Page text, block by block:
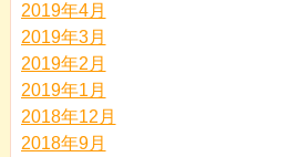
2019年4月
2019年3月
2019年2月
2019年1月
2018年12月
2018年9月